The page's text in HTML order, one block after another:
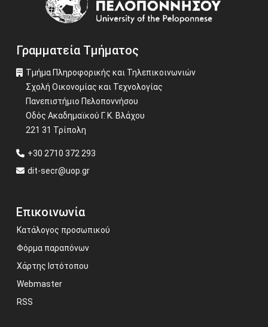
Γραμματεία Τμήματος
Τμήμα Πληροφορικής και Τηλεπικοινωνιών
Σχολή Οικονομίας και Τεχνολογίας
Πανεπιστήμιο Πελοποννήσου
Οδός Ακαδημαϊκού Γ. Κ. Βλάχου
221 31 Τρίπολη
+30 2710 372 293
dit-secr@uop.gr
Επικοινωνία
Κατάλογος προσωπικού
Φόρμα παραπόνων
Χάρτης Ιστότοπου
Webmaster
RSS